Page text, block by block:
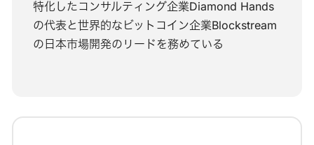
特化したコンサルティング企業Diamond Hands
の代表と世界的なビットコイン企業Blockstream
の日本市場開発のリードを務めている